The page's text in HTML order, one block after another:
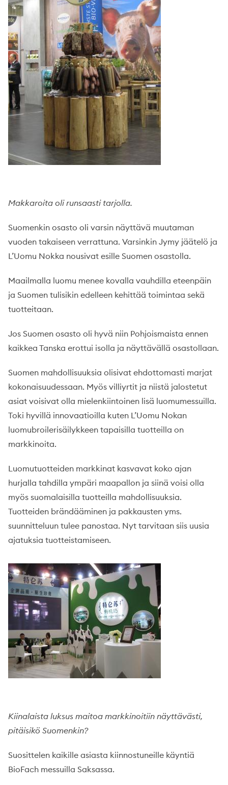
Makkaroita oli runsaasti tarjolla.
Suomenkin osasto oli varsin näyttävä muutaman
vuoden takaiseen verrattuna. Varsinkin Jymy jäätelö ja
L’Uomu Nokka nousivat esille Suomen osastolla.
Maailmalla luomu menee kovalla vauhdilla eteenpäin
ja Suomen tulisikin edelleen kehittää toimintaa sekä
tuotteitaan.
Jos Suomen osasto oli hyvä niin Pohjoismaista ennen
kaikkea Tanska erottui isolla ja näyttävällä osastollaan.
Suomen mahdollisuuksia olisivat ehdottomasti marjat
kokonaisuudessaan. Myös villiyrtit ja niistä jalostetut
asiat voisivat olla mielenkiintoinen lisä luomumessuilla.
Toki hyvillä innovaatioilla kuten L’Uomu Nokan
luomubroilerisäilykkeen tapaisilla tuotteilla on
markkinoita.
Luomutuotteiden markkinat kasvavat koko ajan
hurjalla tahdilla ympäri maapallon ja siinä voisi olla
myös suomalaisilla tuotteilla mahdollisuuksia.
Tuotteiden brändääminen ja pakkausten yms.
suunnitteluun tulee panostaa. Nyt tarvitaan siis uusia
ajatuksia tuotteistamiseen.
Kiinalaista luksus maitoa markkinoitiin näyttävästi,
pitäisikö Suomenkin?
Suosittelen kaikille asiasta kiinnostuneille käyntiä
BioFach messuilla Saksassa.